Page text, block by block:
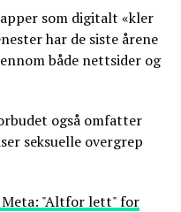
som digitalt «kler
har de siste årene
både nettsider og
også omfatter
seksuelle overgrep
"Altfor lett" for